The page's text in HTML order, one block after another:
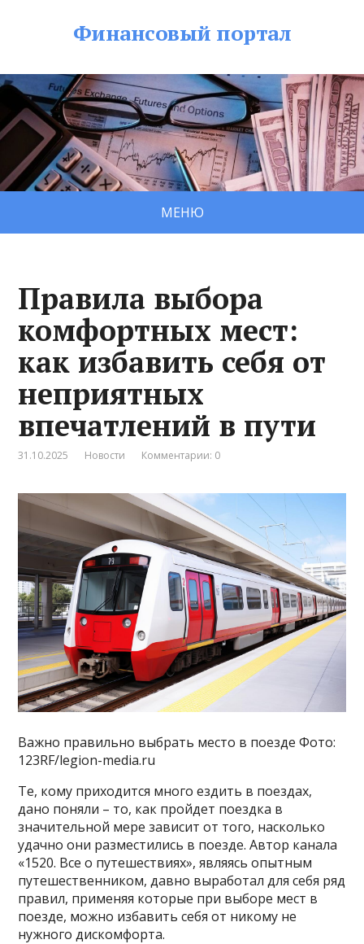
Финансовый портал
МЕНЮ
Правила выбора
комфортных мест:
как избавить себя от
неприятных
впечатлений в пути
31.10.2025 Новости Комментарии: 0
Важно правильно выбрать место в поезде Фото:
123RF/legion-media.ru
Те, кому приходится много ездить в поездах,
дано поняли – то, как пройдет поездка в
значительной мере зависит от того, насколько
удачно они разместились в поезде. Автор канала
«1520. Все о путешествиях», являясь опытным
путешественником, давно выработал для себя ряд
правил, применяя которые при выборе мест в
поезде, можно избавить себя от никому не
нужного дискомфорта.